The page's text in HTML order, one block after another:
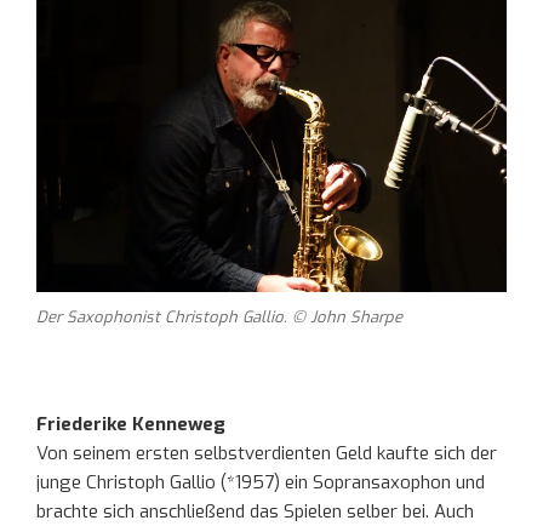
Der Saxophonist Christoph Gallio. © John Sharpe
Friederike Kenneweg
Von seinem ersten selbstverdienten Geld kaufte sich der
junge Christoph Gallio (*1957) ein Sopransaxophon und
brachte sich anschließend das Spielen selber bei. Auch